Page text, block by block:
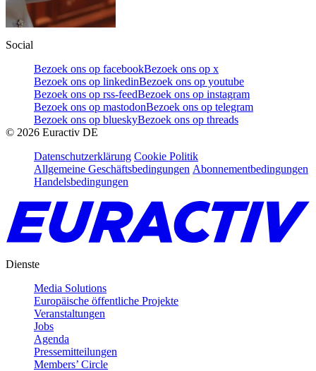
Social
Bezoek ons op facebookBezoek ons op x
Bezoek ons op linkedinBezoek ons op youtube
Bezoek ons op rss-feedBezoek ons op instagram
Bezoek ons op mastodonBezoek ons op telegram
Bezoek ons op blueskyBezoek ons op threads
© 2026 Euractiv DE
Datenschutzerklärung Cookie Politik
Allgemeine Geschäftsbedingungen Abonnementbedingungen
Handelsbedingungen
Dienste
Media Solutions
Europäische öffentliche Projekte
Veranstaltungen
Jobs
Agenda
Pressemitteilungen
Members’ Circle